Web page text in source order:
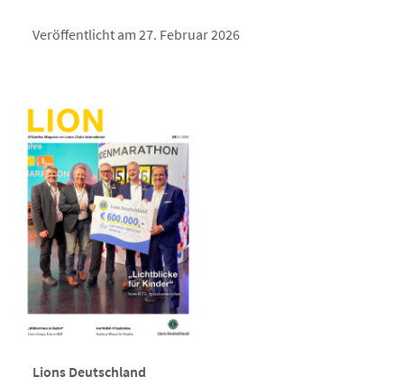
Veröffentlicht am 27. Februar 2026
Lions Deutschland